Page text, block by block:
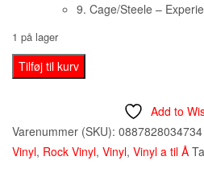
9. Cage/Steele –
1 på lager
Robert
Wyatt
Different
Every
Time
Tilføj til kurv
Add to
Varenummer (SKU): 0887828034734
Vinyl, Rock Vinyl, Vinyl, Vinyl a til Å